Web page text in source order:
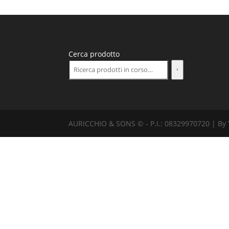
Cerca prodotto
AURICCHIO & SONS © - P.I.: 08329970720 | By